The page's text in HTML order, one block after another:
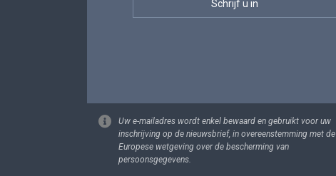
Uw e-mailadres wordt enkel bewaard en gebruikt voor uw
inschrijving op de nieuwsbrief, in overeenstemming met de
Europese wetgeving over de bescherming van
persoonsgegevens.